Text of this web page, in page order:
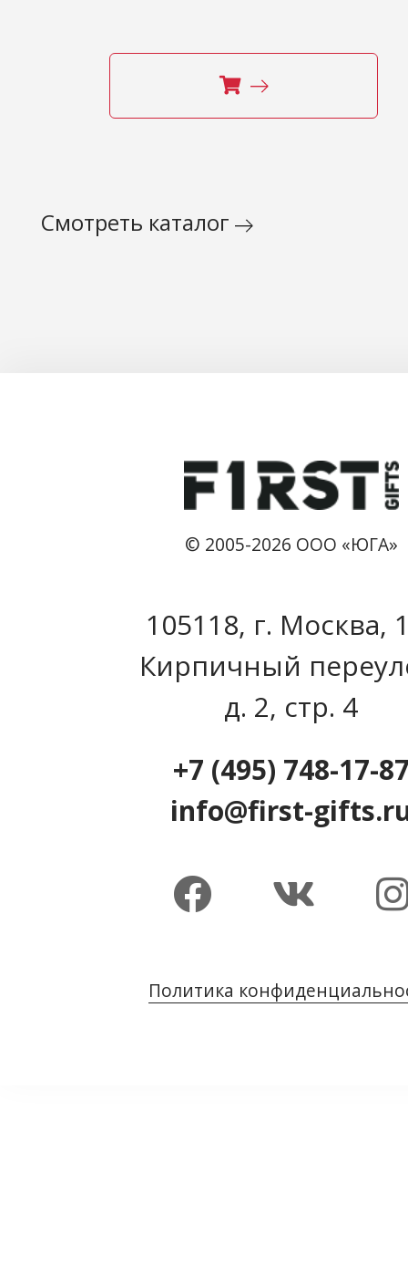
Смотреть каталог
© 2005-2026 ООО «ЮГА»
105118, г. Москва,
Кирпичный
д. 2, стр. 4
+7 (495) 748-17-
info@first-
Политика